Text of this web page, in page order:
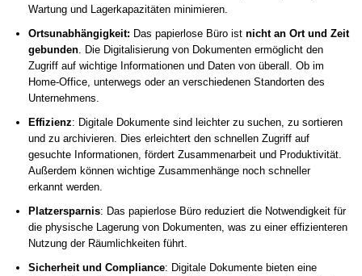
Wartung und Lagerkapazitäten minimieren.
Ortsunabhängigkeit: Das papierlose Büro ist nicht an Ort und Zeit
gebunden . Die Digitalisierung von Dokumenten ermöglicht den
Zugriff auf wichtige Informationen und Daten von überall. Ob im
Home-Office, unterwegs oder an verschiedenen Standorten des
Unternehmens.
Effizienz: Digitale Dokumente sind leichter zu suchen, zu sortieren
und zu archivieren. Dies erleichtert den schnellen Zugriff auf
gesuchte Informationen, fördert Zusammenarbeit und Produktivität.
Außerdem können wichtige Zusammenhänge noch schneller
erkannt werden.
Platzersparnis: Das papierlose Büro reduziert die Notwendigkeit für
die physische Lagerung von Dokumenten, was zu einer effizienteren
Nutzung der Räumlichkeiten führt.
Sicherheit und Compliance: Digitale Dokumente bieten eine